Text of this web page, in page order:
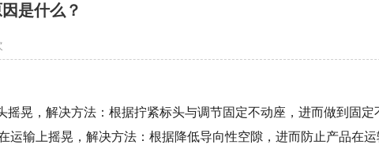
是什么？
摇晃，解决方法：根据拧紧标头与调节固定不动座，进而做到固定
运输上摇晃，解决方法：根据降低导向性空隙，进而防止产品在运